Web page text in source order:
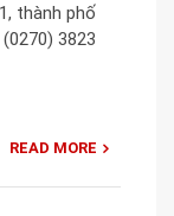
thành phố
3823
READ MORE